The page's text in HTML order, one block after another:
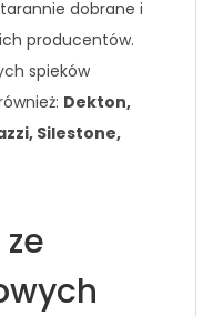
dobrane i
producentów.
spieków
Dekton,
Silestone,